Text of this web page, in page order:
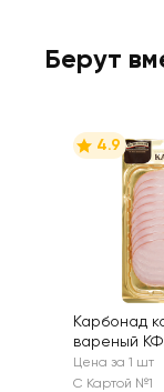
Берут
4.9
Карбонад
вареный КФ
Егорьевски,
Цена за 1 шт
С Картой №1